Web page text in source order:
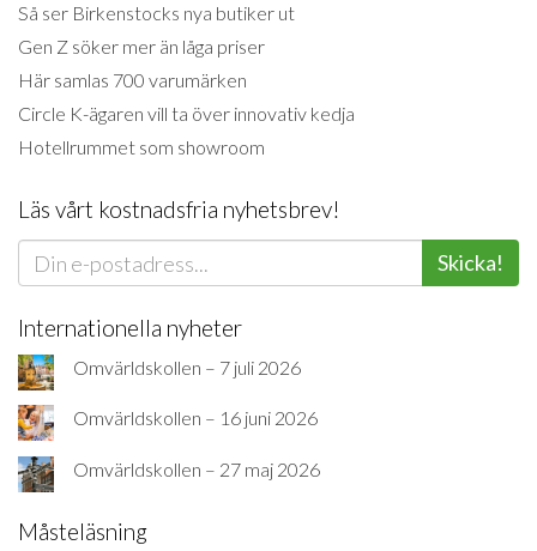
Så ser Birkenstocks nya butiker ut
Gen Z söker mer än låga priser
Här samlas 700 varumärken
Circle K-ägaren vill ta över innovativ kedja
Hotellrummet som showroom
Läs vårt kostnadsfria nyhetsbrev!
Skicka!
Internationella nyheter
Omvärldskollen – 7 juli 2026
Omvärldskollen – 16 juni 2026
Omvärldskollen – 27 maj 2026
Måsteläsning